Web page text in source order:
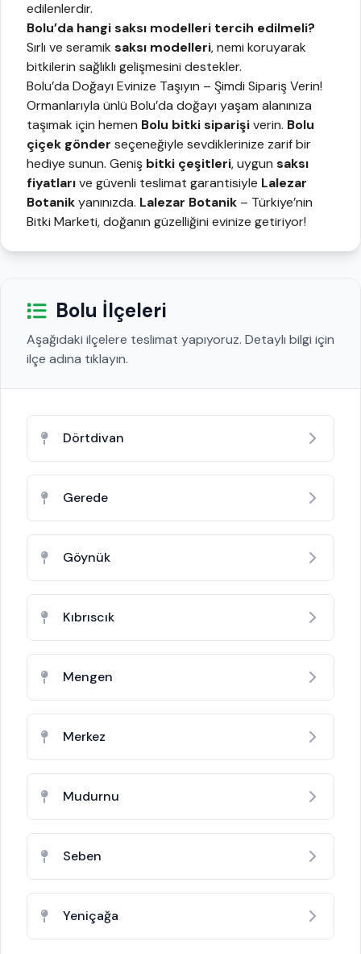
edilenlerdir.
Bolu’da hangi saksı modelleri tercih edilmeli?
Sırlı ve seramik saksı modelleri, nemi koruyarak
bitkilerin sağlıklı gelişmesini destekler.
Bolu’da Doğayı Evinize Taşıyın – Şimdi Sipariş Verin!
Ormanlarıyla ünlü Bolu’da doğayı yaşam alanınıza
taşımak için hemen Bolu bitki siparişiverin. Bolu
çiçek gönder seçeneğiyle sevdiklerinize zarif bir
hediye sunun. Geniş bitki çeşitleri, uygun saksı
fiyatlarıve güvenli teslimat garantisiyle Lalezar
Botanikyanınızda. Lalezar Botanik – Türkiye’nin
Bitki Marketi, doğanın güzelliğini evinize getiriyor!
Bolu İlçeleri
Aşağıdaki ilçelere teslimat yapıyoruz. Detaylı bilgi için
ilçe adına tıklayın.
Dörtdivan
Gerede
Göynük
Kıbrıscık
Mengen
Merkez
Mudurnu
Seben
Yeniçağa